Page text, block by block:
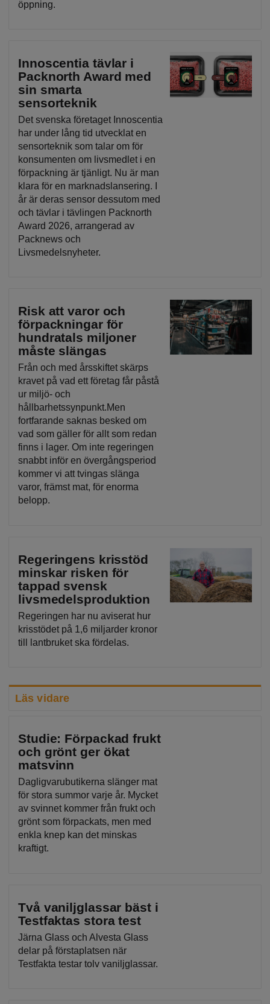
öppning.
Innoscentia tävlar i
Packnorth Award med
sin smarta
sensorteknik
Det svenska företaget Innoscentia
har under lång tid utvecklat en
sensorteknik som talar om för
konsumenten om livsmedlet i en
förpackning är tjänligt. Nu är man
klara för en marknadslansering. I
år är deras sensor dessutom med
och tävlar i tävlingen Packnorth
Award 2026, arrangerad av
Packnews och
Livsmedelsnyheter.
Risk att varor och
förpackningar för
hundratals miljoner
måste slängas
Från och med årsskiftet skärps
kravet på vad ett företag får påstå
ur miljö- och
hållbarhetssynpunkt.Men
fortfarande saknas besked om
vad som gäller för allt som redan
finns i lager. Om inte regeringen
snabbt inför en övergångsperiod
kommer vi att tvingas slänga
varor, främst mat, för enorma
belopp.
Regeringens krisstöd
minskar risken för
tappad svensk
livsmedelsproduktion
Regeringen har nu aviserat hur
krisstödet på 1,6 miljarder kronor
till lantbruket ska fördelas.
Läs vidare
Studie: Förpackad frukt
och grönt ger ökat
matsvinn
Dagligvarubutikerna slänger mat
för stora summor varje år. Mycket
av svinnet kommer från frukt och
grönt som förpackats, men med
enkla knep kan det minskas
kraftigt.
Två vaniljglassar bäst i
Testfaktas stora test
Järna Glass och Alvesta Glass
delar på förstaplatsen när
Testfakta testar tolv vaniljglassar.